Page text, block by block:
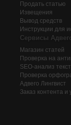
Продать статью
Извещения
Вывод средств
Инструкции для
Сервисы
Магазин статей
Проверка на
SEO-анализ
Проверка
Адвего Лингвист
Заказ контента и